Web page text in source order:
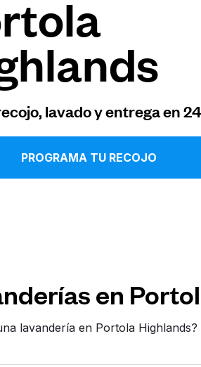
lavado y entrega en
PROGRAMA TU RECOJO
en
lavandería en Portola